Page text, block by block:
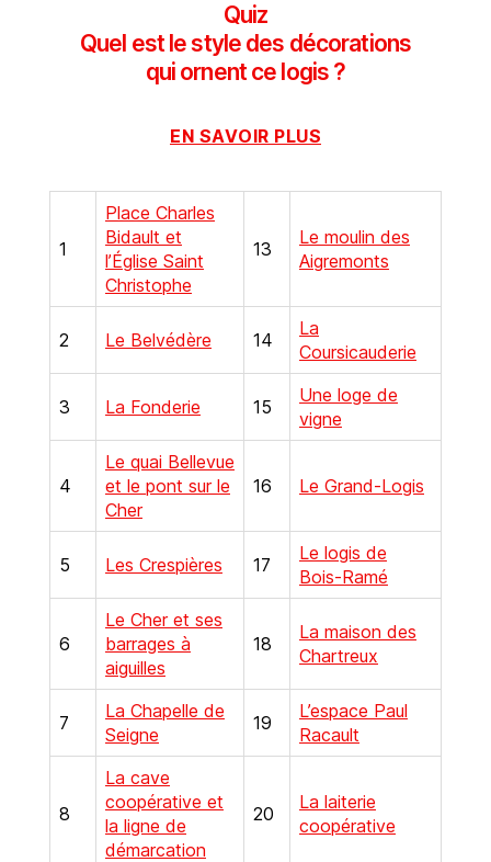
Quiz
Quel est le style des décorations
qui ornent ce logis ?
EN SAVOIR PLUS
1
Place Charles
Bidault et
l’Église Saint
Christophe
13
Le moulin des
Aigremonts
2 Le Belvédère 14
La
Coursicauderie
3 La Fonderie 15
Une loge de
vigne
4
Le quai Bellevue
et le pont sur le
Cher
16 Le Grand-Logis
5 Les Crespières 17
Le logis de
Bois-Ramé
6
Le Cher et ses
barrages à
aiguilles
18
La maison des
Chartreux
7
La Chapelle de
Seigne
19
L’espace Paul
Racault
8
La cave
coopérative et
la ligne de
démarcation
20
La laiterie
coopérative